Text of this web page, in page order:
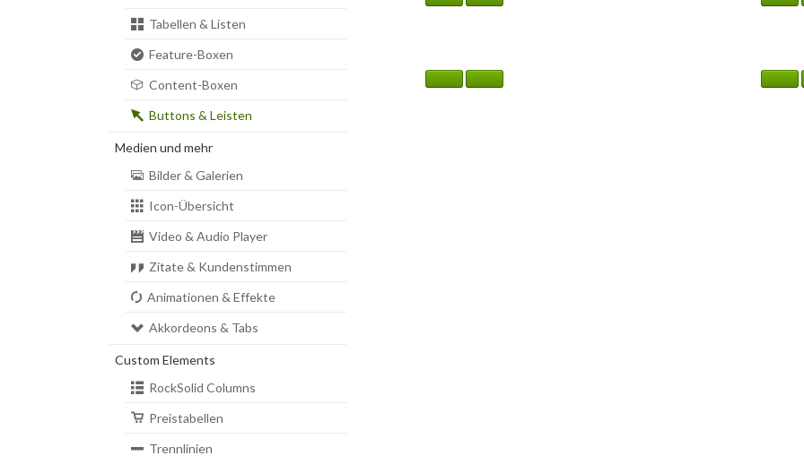
Tabellen & Listen
Feature-Boxen
Content-Boxen
Buttons & Leisten
Medien und mehr
Bilder & Galerien
Icon-Übersicht
Video & Audio Player
Zitate & Kundenstimmen
Animationen & Effekte
Akkordeons & Tabs
Custom Elements
RockSolid Columns
Preistabellen
Trennlinien